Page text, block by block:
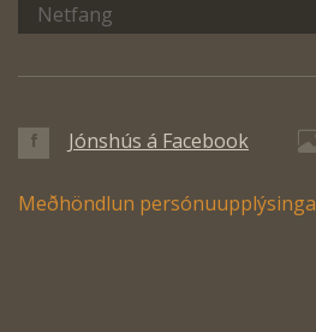
Jónshús á Facebook
Meðhöndlun persónuupplýsinga